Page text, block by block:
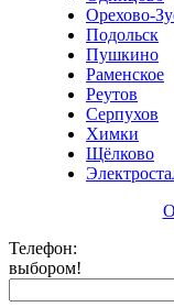
Орехово-
Подольск
Пушкино
Раменское
Реутов
Серпухов
Химки
Щёлково
Телефон:
выбором!